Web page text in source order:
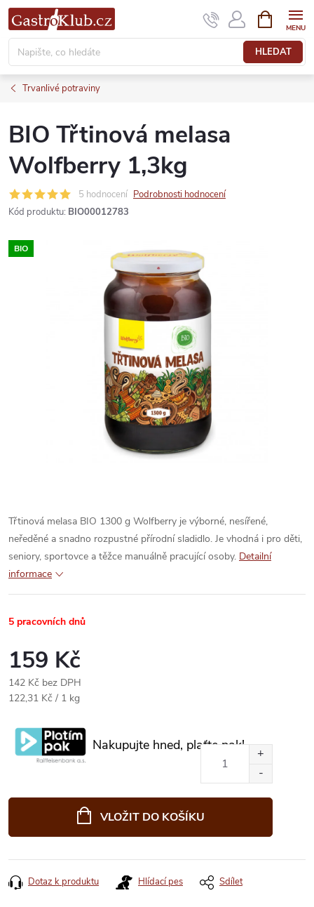
Přejít
na
obsah
HLEDAT
NÁKUPNÍ
KOŠÍK
Trvanlivé potraviny
BIO Třtinová melasa
Wolfberry 1,3kg
5 hodnocení Podrobnosti hodnocení
Kód produktu: BIO00012783
BIO
Třtinová melasa BIO 1300 g Wolfberry je výborné, nesířené,
neředěné a snadno rozpustné přírodní sladidlo. Je vhodná i pro děti,
seniory, sportovce a těžce manuálně pracující osoby. Detailní
informace
5 pracovních dnů
159 Kč
142 Kč bez DPH
Měrná
122,31 Kč / 1 kg
Nakupujte hned, plaťte pak!
VLOŽIT DO KOŠÍKU
Dotaz k produktu Hlídací pes Sdílet